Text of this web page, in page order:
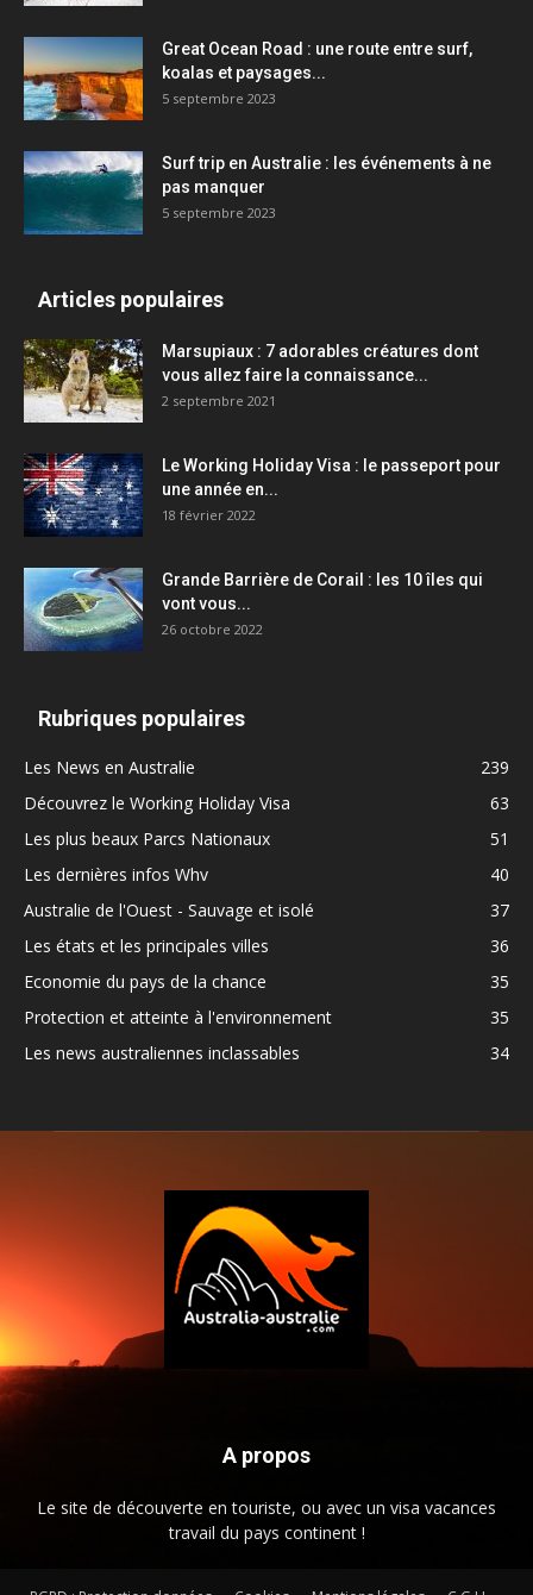
Great Ocean Road : une route entre surf,
koalas et paysages...
5 septembre 2023
Surf trip en Australie : les événements à ne
pas manquer
5 septembre 2023
Articles populaires
Marsupiaux : 7 adorables créatures dont
vous allez faire la connaissance...
2 septembre 2021
Le Working Holiday Visa : le passeport pour
une année en...
18 février 2022
Grande Barrière de Corail : les 10 îles qui
vont vous...
26 octobre 2022
Rubriques populaires
Les News en Australie
239
Découvrez le Working Holiday Visa
63
Les plus beaux Parcs Nationaux
51
Les dernières infos Whv
40
Australie de l'Ouest - Sauvage et isolé
37
Les états et les principales villes
36
Economie du pays de la chance
35
Protection et atteinte à l'environnement
35
Les news australiennes inclassables
34
A propos
Le site de découverte en touriste, ou avec un visa vacances
travail du pays continent !